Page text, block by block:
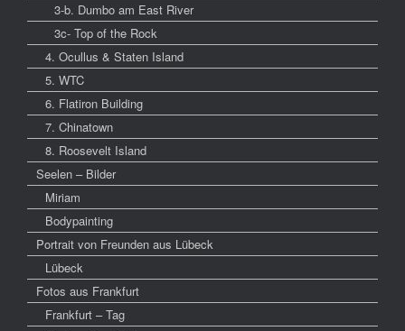
3-b. Dumbo am East River
3c- Top of the Rock
4. Ocullus & Staten Island
5. WTC
6. Flatiron Building
7. Chinatown
8. Roosevelt Island
Seelen – Bilder
Miriam
Bodypainting
Portrait von Freunden aus Lübeck
Lübeck
Fotos aus Frankfurt
Frankfurt – Tag